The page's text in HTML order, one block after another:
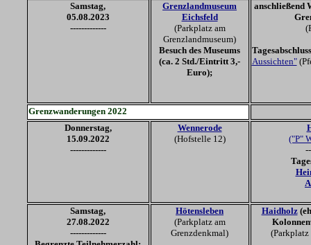
Samstag,
05.08.2023
-------------
Grenzlandmuseum
Eichsfeld
(Parkplatz am
Grenzlandmuseum)
Besuch des Museums
(ca. 2 Std./Eintritt 3,-
Euro);
anschließend
Tagesabschluss
Aussichten"
Grenzwanderungen 2022
Donnerstag,
15.09.2022
-------------
Wennerode
(Hofstelle 12)
("P"
Samstag,
27.08.2022
-------------
Hötensleben
(Parkplatz am
Grenzdenkmal)
Haidholz
(Parkplatz